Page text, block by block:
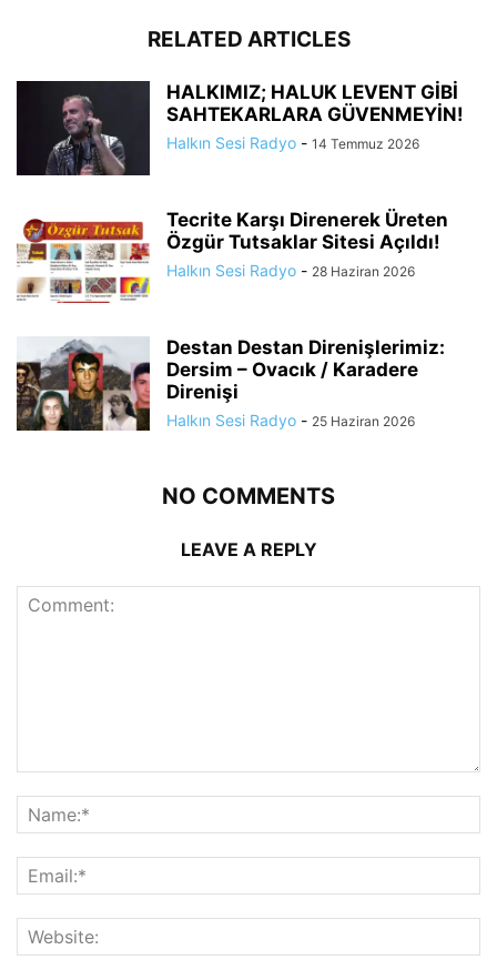
RELATED ARTICLES
HALKIMIZ; HALUK LEVENT GİBİ
SAHTEKARLARA GÜVENMEYİN!
Halkın Sesi Radyo - 14 Temmuz 2026
Tecrite Karşı Direnerek Üreten
Özgür Tutsaklar Sitesi Açıldı!
Halkın Sesi Radyo - 28 Haziran 2026
Destan Destan Direnişlerimiz:
Dersim – Ovacık / Karadere
Direnişi
Halkın Sesi Radyo - 25 Haziran 2026
NO COMMENTS
LEAVE A REPLY